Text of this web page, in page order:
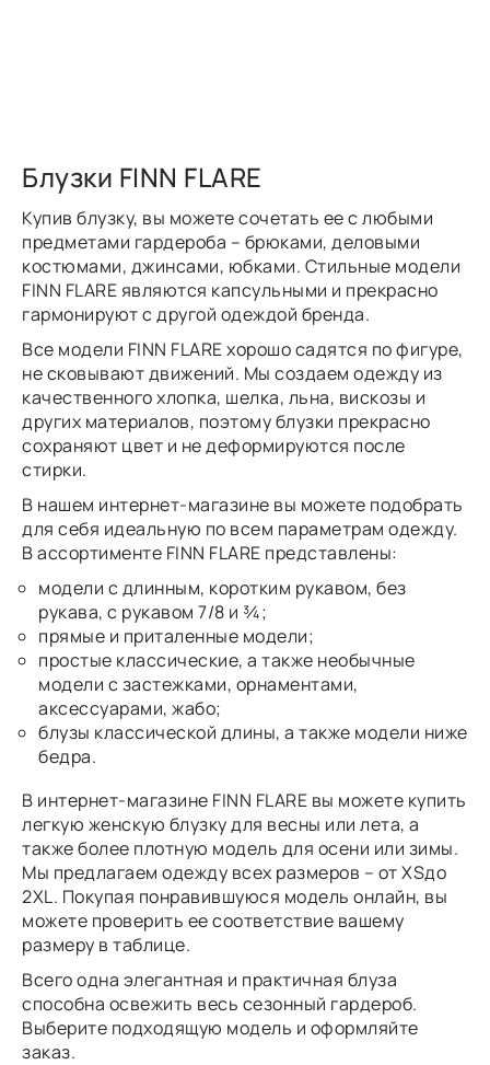
Блузки FINN FLARE
Купив блузку, вы можете сочетать ее с любыми
предметами гардероба – брюками, деловыми
костюмами, джинсами, юбками. Стильные модели
FINN FLARE являются капсульными и прекрасно
гармонируют с другой одеждой бренда.
Все модели FINN FLARE хорошо садятся по фигуре,
не сковывают движений. Мы создаем одежду из
качественного хлопка, шелка, льна, вискозы и
других материалов, поэтому блузки прекрасно
сохраняют цвет и не деформируются после
стирки.
В нашем интернет-магазине вы можете подобрать
для себя идеальную по всем параметрам одежду.
В ассортименте FINN FLARE представлены:
модели с длинным, коротким рукавом, без
рукава, с рукавом 7/8 и ¾;
прямые и приталенные модели;
простые классические, а также необычные
модели с застежками, орнаментами,
аксессуарами, жабо;
блузы классической длины, а также модели ниже
бедра.
В интернет-магазине FINN FLARE вы можете купить
легкую женскую блузку для весны или лета, а
также более плотную модель для осени или зимы.
Мы предлагаем одежду всех размеров – от XSдо
2XL. Покупая понравившуюся модель онлайн, вы
можете проверить ее соответствие вашему
размеру в таблице.
Всего одна элегантная и практичная блуза
способна освежить весь сезонный гардероб.
Выберите подходящую модель и оформляйте
заказ.